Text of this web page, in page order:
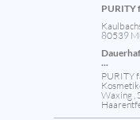
PURITY
80539
...
PURITY
Waxing ,